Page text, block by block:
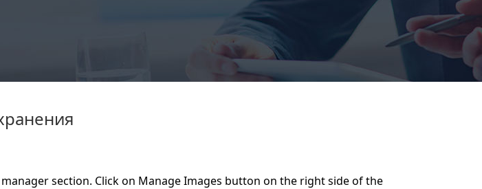
section. Click on Manage Images button on the right side of the